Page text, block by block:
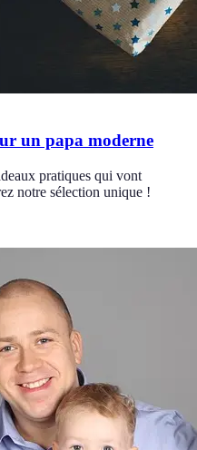
un papa moderne
pratiques qui vont
notre sélection unique !